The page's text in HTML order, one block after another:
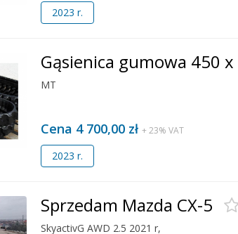
2023 r.
Gąsienica gumowa 450
MT
Cena 4 700,00 zł + 23% VAT
2023 r.
Sprzedam Mazda CX-5
SkyactivG AWD 2.5 2021 r,